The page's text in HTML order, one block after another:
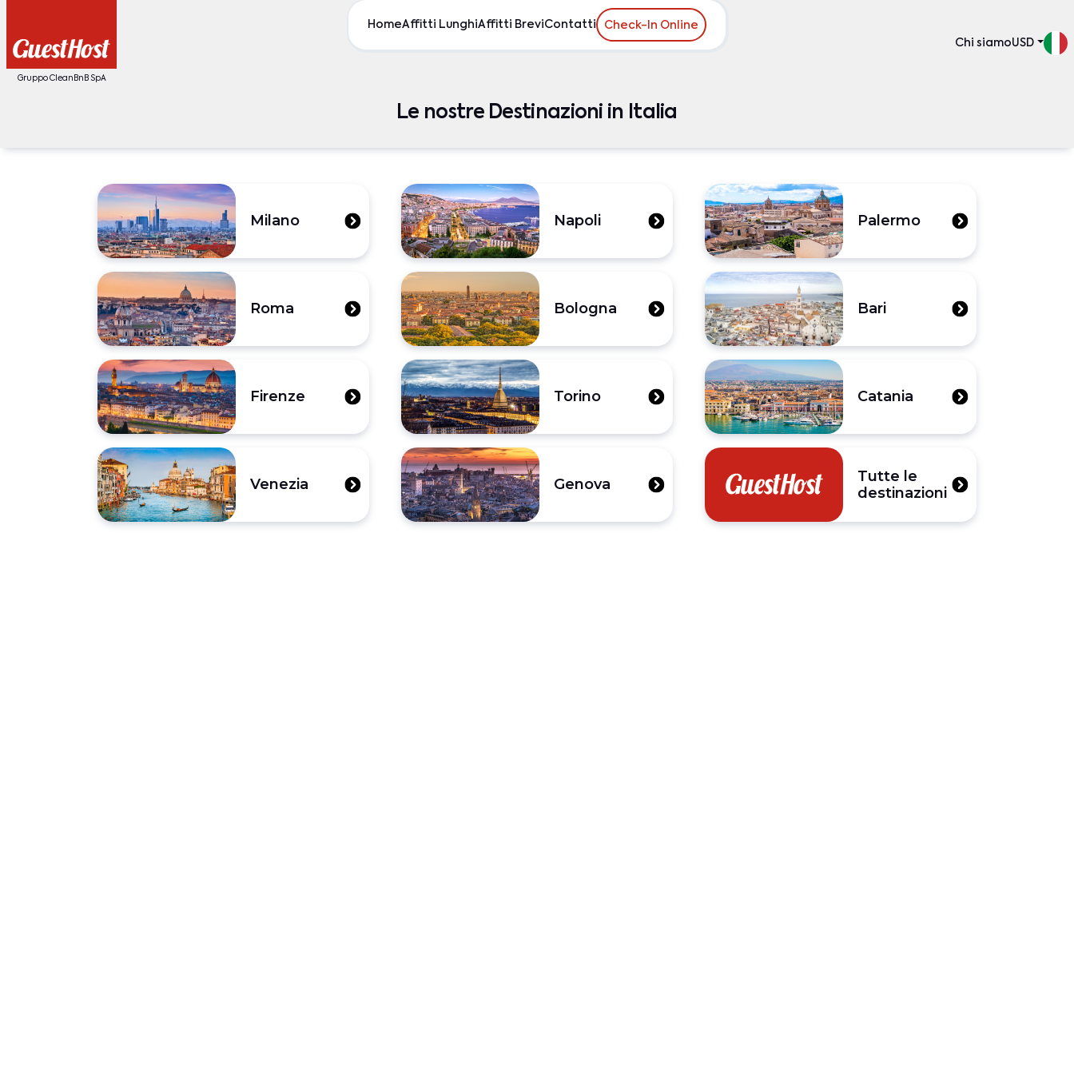
Gruppo CleanBnB SpA
HomeAffitti LunghiAffitti BreviContatti
Check-In Online
Chi siamoUSD
Le nostre Destinazioni in Italia
Milano Napoli Palermo
Roma Bologna Bari
Firenze Torino Catania
Venezia Genova
Tutte le
destinazioni